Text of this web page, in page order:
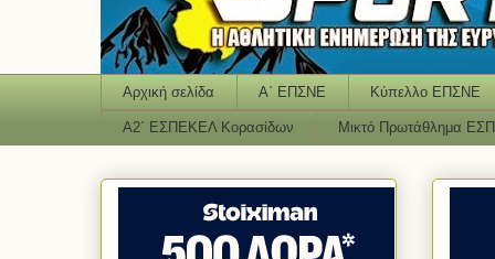
Αρχική σελίδα Α΄ ΕΠΣΝΕ Κύπελλο ΕΠΣΝΕ
Α2΄ ΕΣΠΕΚΕΛ Κορασίδων Μικτό Πρωτάθλημα